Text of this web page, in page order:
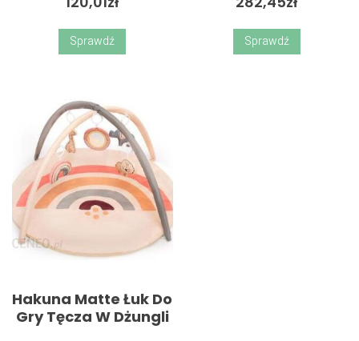
Sprawdź Sprawdź
Hakuna Matte Łuk Do
Gry Tęcza W Dżungli